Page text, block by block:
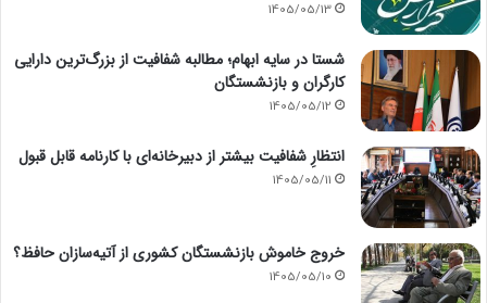
1405/05/13
شستا در سایه ابهام؛ مطالبه شفافیت از بزرگ‌ترین دارایی
کارگران و بازنشستگان
1405/05/12
انتظارِ شفافیت بیشتر از دبیرخانه‌ای با کارنامه قابل قبول
1405/05/11
خروج خاموش بازنشستگان کشوری از آتیه‌سازان حافظ؟
1405/05/10